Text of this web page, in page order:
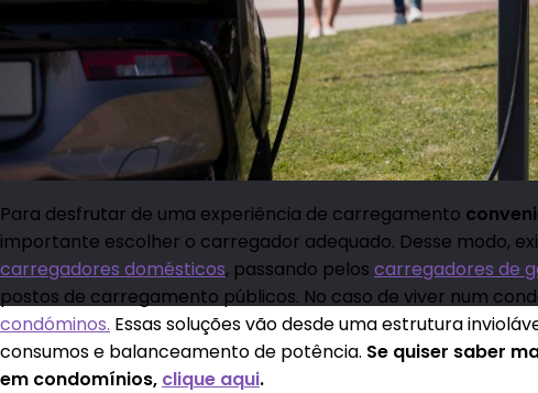
Para desfrutar de uma experiência de carregamento
importante escolher o carregador adequado. Desse modo,
carregadores domésticos, passando pelos carregadores de
postos de carregamento públicos. No caso de viver num
condóminos. Essas soluções vão desde uma estrutura
consumos e balanceamento de potência. Se quiser saber
em condomínios, clique aqui.